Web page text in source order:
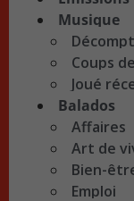
Musique
Coups
Joué
Balados
Affaires
Art de
Bien-
Emploi